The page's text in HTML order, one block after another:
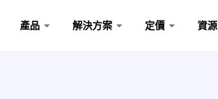
產品 解決方案 定價 資源